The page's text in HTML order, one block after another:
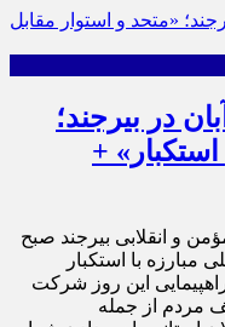
راهپیمایی باشکوه ۱۳ آبان در بیرجند؛
+
و انقلابی بیرجند صبح
آبان؛ روز ملی مبارزه با استکبار
این روز شرکت
مردم از جمله